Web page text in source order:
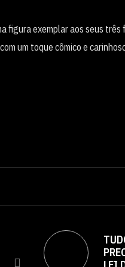
figura exemplar aos seus
um toque cômico e